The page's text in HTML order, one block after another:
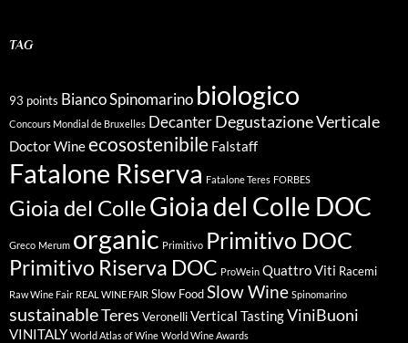
TAG
93 points Bianco Spinomarino biologico
Concours Mondial de Bruxelles DecanterDegustazione Verticale
Doctor Wineecosostenibile Falstaff
Fatalone Riserva Fatalone Teres FORBES
Gioia del ColleGioia del Colle DOC
Greco Merum organic Primitivo Primitivo DOC
Primitivo Riserva DOC ProWein Quattro Viti Racemi
Raw Wine Fair REAL WINE FAIR Slow Food Slow Wine Spinomarino
sustainableTeres VeronelliVertical TastingViniBuoni
VINITALY World Atlas of Wine World Wine Awards